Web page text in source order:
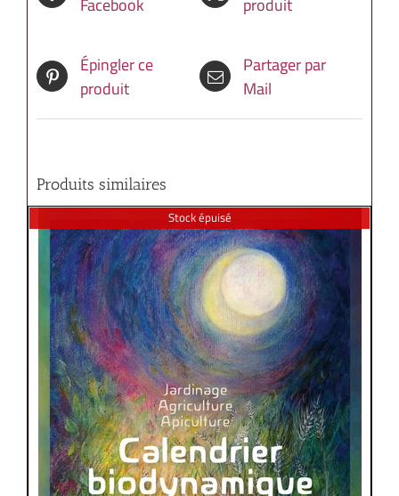
Épingler ce
produit
Partager par
Mail
Produits similaires
Stock épuisé